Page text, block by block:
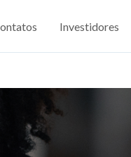
Investidores